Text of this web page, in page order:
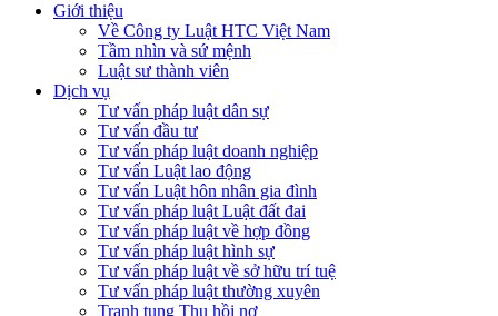
Giới thiệu
Về Công ty Luật HTC Việt Nam
Tầm nhìn và sứ mệnh
Luật sư thành viên
Dịch vụ
Tư vấn pháp luật dân sự
Tư vấn đầu tư
Tư vấn pháp luật doanh nghiệp
Tư vấn Luật lao động
Tư vấn Luật hôn nhân gia đình
Tư vấn pháp luật Luật đất đai
Tư vấn pháp luật về hợp đồng
Tư vấn pháp luật hình sự
Tư vấn pháp luật về sở hữu trí tuệ
Tư vấn pháp luật thường xuyên
Tranh tụng Thu hồi nợ